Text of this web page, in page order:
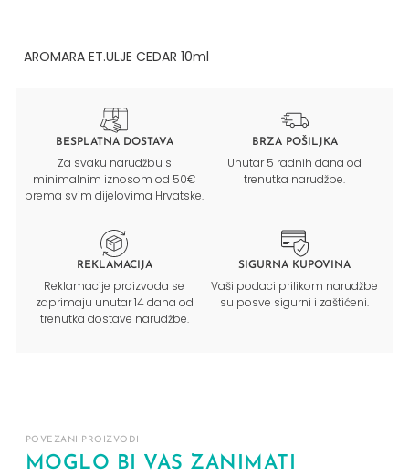
AROMARA ET.ULJE CEDAR 10ml
BESPLATNA DOSTAVA
Za svaku narudžbu s
minimalnim iznosom od 50€
prema svim dijelovima Hrvatske.
BRZA POŠILJKA
Unutar 5 radnih dana od
trenutka narudžbe.
REKLAMACIJA
Reklamacije proizvoda se
zaprimaju unutar 14 dana od
trenutka dostave narudžbe.
SIGURNA KUPOVINA
Vaši podaci prilikom narudžbe
su posve sigurni i zaštićeni.
POVEZANI PROIZVODI
MOGLO BI VAS ZANIMATI